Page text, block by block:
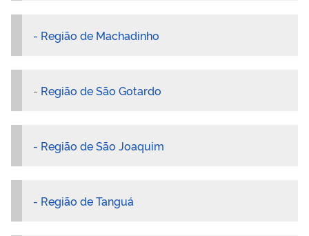
- Região de Machadinho
- Região de São Gotardo
- Região de São Joaquim
- Região de Tanguá